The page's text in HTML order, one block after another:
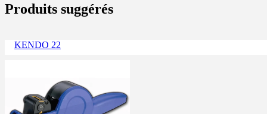
Produits suggérés
KENDO 22